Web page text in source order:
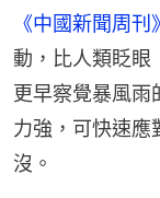
《中國新聞周刊》
動，比人類眨眼
更早察覺暴風雨
力強，可快速應
沒。